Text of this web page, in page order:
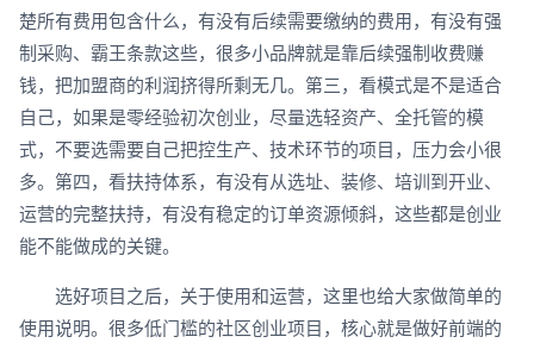
楚所有费用包含什么，有没有后续需要缴纳的费用，有没有强
制采购、霸王条款这些，很多小品牌就是靠后续强制收费赚
钱，把加盟商的利润挤得所剩无几。第三，看模式是不是适合
自己，如果是零经验初次创业，尽量选轻资产、全托管的模
式，不要选需要自己把控生产、技术环节的项目，压力会小很
多。第四，看扶持体系，有没有从选址、装修、培训到开业、
运营的完整扶持，有没有稳定的订单资源倾斜，这些都是创业
能不能做成的关键。
选好项目之后，关于使用和运营，这里也给大家做简单的
使用说明。很多低门槛的社区创业项目，核心就是做好前端的